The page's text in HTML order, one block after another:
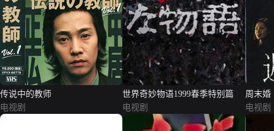
传说中的教师
电视剧
世界奇妙物语1999春季特别篇
电视剧
周末婚
电视剧